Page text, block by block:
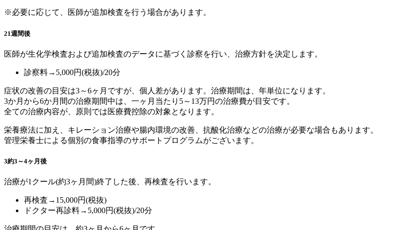
※必要に応じて、医師が追加検査を行う場合があります。
21週間後
医師が生化学検査および追加検査のデータに基づく診察を行い、治療方針を決定します。
診察料→5,000円(税抜)/20分
症状の改善の目安は3～6ヶ月ですが、個人差があります。治療期間は、年単位になります。
3か月から6か月間の治療期間中は、一ヶ月当たり5～13万円の治療費が目安です。
全ての治療内容が、原則では医療費控除の対象となります。
栄養療法に加え、キレーション治療や腸内環境の改善、抗酸化治療などの治療が必要な場合もあります。
管理栄養士による個別の食事指導のサポートプログラムがございます。
3約3～4ヶ月後
治療が1クール(約3ヶ月間)終了した後、再検査を行います。
再検査→15,000円(税抜)
ドクター再診料→5,000円(税抜)/20分